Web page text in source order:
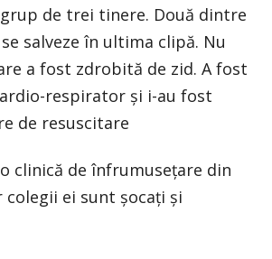
de trei tinere. Două dintre
salveze în ultima clipă. Nu
a fost zdrobită de zid. A fost
respirator şi i-au fost
de resuscitare
clinică de înfrumusețare din
colegii ei sunt șocați și